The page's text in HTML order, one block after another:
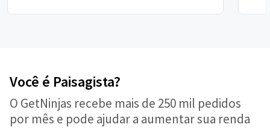
Você é Paisagista?
O GetNinjas recebe mais de 250 mil pedidos
por mês e pode ajudar a aumentar sua renda